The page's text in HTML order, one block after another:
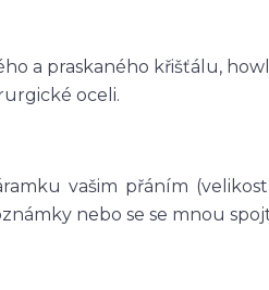
a praskaného křišťálu,
oceli.
vašim přáním
nebo se se mnou